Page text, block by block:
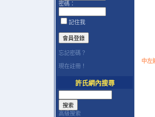
密碼：
記住我
忘記密碼？
現在註冊！
許氏網內搜尋
高級搜索
中左